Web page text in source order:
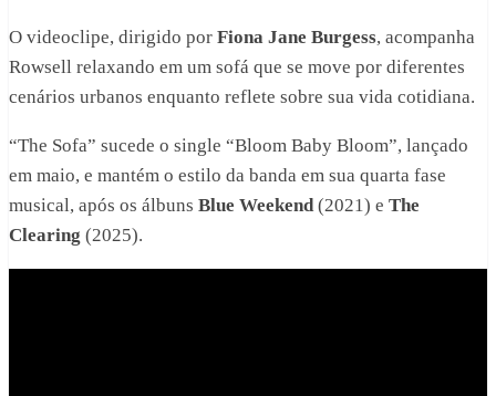
O videoclipe, dirigido por Fiona Jane Burgess, acompanha
Rowsell relaxando em um sofá que se move por diferentes
cenários urbanos enquanto reflete sobre sua vida cotidiana.
“The Sofa” sucede o single “Bloom Baby Bloom”, lançado
em maio, e mantém o estilo da banda em sua quarta fase
musical, após os álbuns Blue Weekend(2021) e The
Clearing (2025).